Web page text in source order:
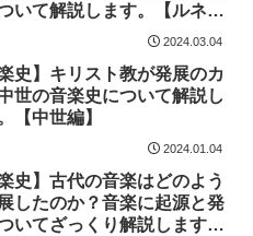
いて解説します。【ルネサ
2024.03.04
楽史】キリスト教が発展のカ
世の音楽史について解説し
【中世編】
2024.01.04
楽史】古代の音楽はどのよう
したのか？音楽に起源と発
いてざっくり解説します！